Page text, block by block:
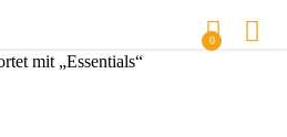
0
mit „Essentials“